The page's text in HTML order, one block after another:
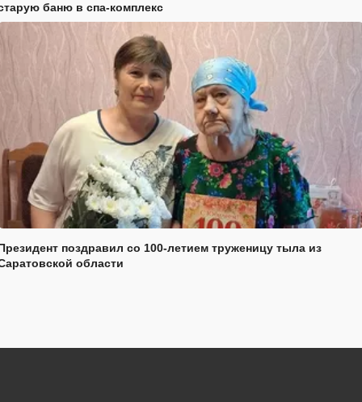
баню в спа-комплекс
поздравил со 100-летием труженицу тыла из
области